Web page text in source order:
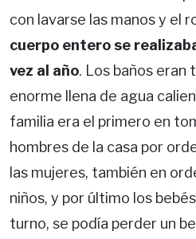
con lavarse las manos y el
cuerpo entero se
vez al año. Los baños eran
enorme llena de agua
familia era el primero en
hombres de la casa por
las mujeres, también en
niños, y por último los
turno, se podía perder un